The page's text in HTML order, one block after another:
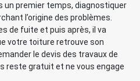
un premier temps, diagnostiquer
l’origine des problèmes.
de fuite et puis après, il va
votre toiture retrouve son
le devis des travaux de
reste gratuit et ne vous engage